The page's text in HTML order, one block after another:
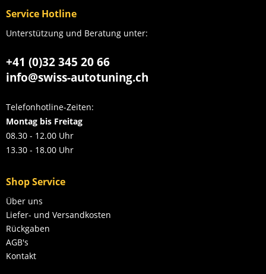
Service Hotline
Unterstützung und Beratung unter:
+41 (0)32 345 20 66
info@swiss-autotuning.ch
Telefonhotline-Zeiten:
Montag bis Freitag
08.30 - 12.00 Uhr
13.30 - 18.00 Uhr
Shop Service
Über uns
Liefer- und Versandkosten
Rückgaben
AGB's
Kontakt